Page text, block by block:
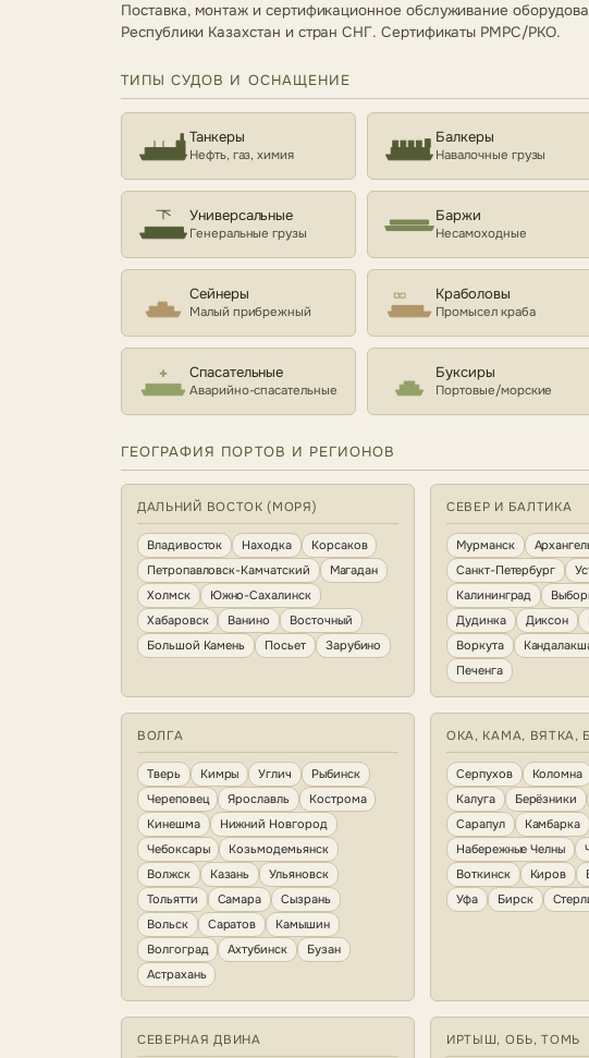
Поставка, монтаж и сертификационное обслуживание
Республики Казахстан и стран СНГ. Сертификаты РМРС/РКО.
ТИПЫ СУДОВ И ОСНАЩЕНИЕ
Танкеры
Нефть, газ, химия
Балкеры
Навалочные грузы
Универсальные
Генеральные грузы
Баржи
Несамоходные
Сейнеры
Малый прибрежный
Краболовы
Промысел краба
Спасательные
Аварийно-спасательные
Буксиры
Портовые/морские
ГЕОГРАФИЯ ПОРТОВ И РЕГИОНОВ
ДАЛЬНИЙ ВОСТОК (МОРЯ)
Владивосток Находка
Корсаков
Петропавловск-Камчатский
Магадан
Холмск
Южно-Сахалинск
Хабаровск
Ванино
Восточный
Большой Камень
Посьет Зарубино
СЕВЕР И БАЛТИКА
Мурманск
Санкт-Петербург
Калининград
Дудинка
Диксон
Воркута
Печенга
ВОЛГА
Тверь Кимры Углич
Рыбинск
Череповец
Ярославль
Кострома
Кинешма
Нижний Новгород
Чебоксары
Козьмодемьянск
Волжск
Казань
Ульяновск
Тольятти
Самара
Сызрань
Вольск
Саратов
Камышин
Волгоград
Ахтубинск
Бузан
Астрахань
ОКА, КАМА, ВЯТКА,
Серпухов Коломна
Калуга
Берёзники
Сарапул
Камбарка
Набережные Челны
Воткинск
Киров
Уфа
Бирск
СЕВЕРНАЯ ДВИНА ИРТЫШ, ОБЬ, ТОМЬ